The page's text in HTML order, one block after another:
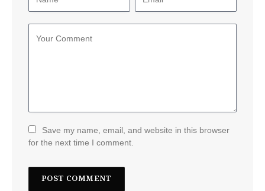
Save my name, email, and website in this browser
for the next time I comment.